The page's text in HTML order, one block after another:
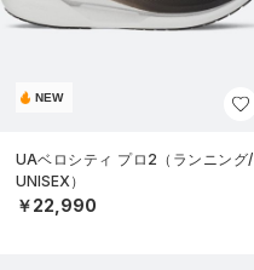
NEW
UAベロシティ プロ2（ランニング/
UNISEX）
￥22,990